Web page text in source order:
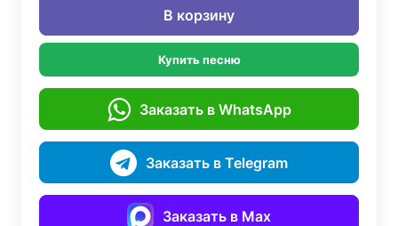
В корзину
Купить песню
Заказать в WhatsApp
Заказать в Telegram
Заказать в Max